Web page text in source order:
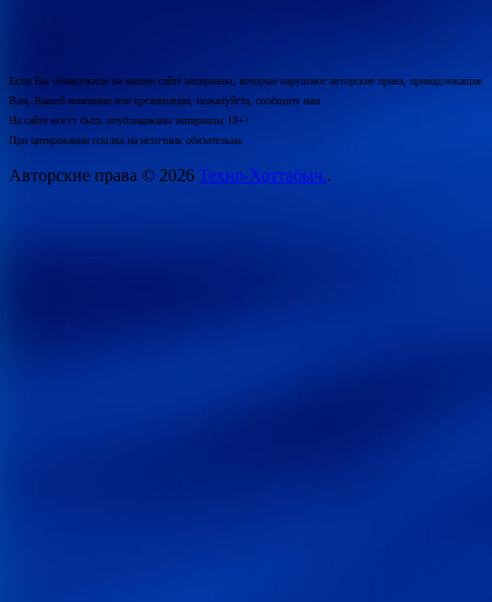
Если Вы обнаружили на нашем сайте материалы, которые нарушают авторские права, принадлежащие
Вам, Вашей компании или организации, пожалуйста, сообщите нам.
На сайте могут быть опубликованы материалы 18+!
При цитировании ссылка на источник обязательна.
Авторские права © 2026 Техно-Хоттабыч..